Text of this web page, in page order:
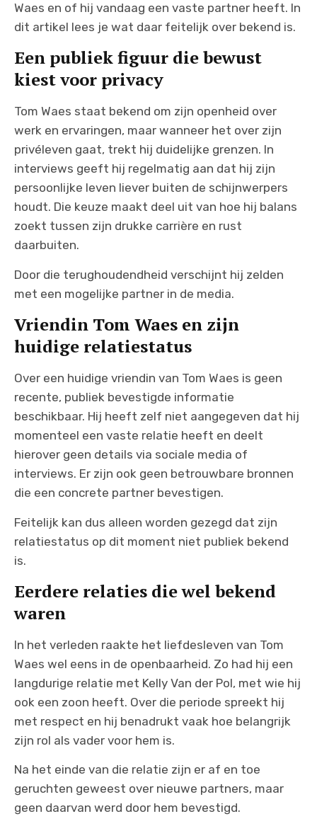
Waes en of hij vandaag een vaste partner heeft. In
dit artikel lees je wat daar feitelijk over bekend is.
Een publiek figuur die bewust
kiest voor privacy
Tom Waes staat bekend om zijn openheid over
werk en ervaringen, maar wanneer het over zijn
privéleven gaat, trekt hij duidelijke grenzen. In
interviews geeft hij regelmatig aan dat hij zijn
persoonlijke leven liever buiten de schijnwerpers
houdt. Die keuze maakt deel uit van hoe hij balans
zoekt tussen zijn drukke carrière en rust
daarbuiten.
Door die terughoudendheid verschijnt hij zelden
met een mogelijke partner in de media.
Vriendin Tom Waes en zijn
huidige relatiestatus
Over een huidige vriendin van Tom Waes is geen
recente, publiek bevestigde informatie
beschikbaar. Hij heeft zelf niet aangegeven dat hij
momenteel een vaste relatie heeft en deelt
hierover geen details via sociale media of
interviews. Er zijn ook geen betrouwbare bronnen
die een concrete partner bevestigen.
Feitelijk kan dus alleen worden gezegd dat zijn
relatiestatus op dit moment niet publiek bekend
is.
Eerdere relaties die wel bekend
waren
In het verleden raakte het liefdesleven van Tom
Waes wel eens in de openbaarheid. Zo had hij een
langdurige relatie met Kelly Van der Pol, met wie hij
ook een zoon heeft. Over die periode spreekt hij
met respect en hij benadrukt vaak hoe belangrijk
zijn rol als vader voor hem is.
Na het einde van die relatie zijn er af en toe
geruchten geweest over nieuwe partners, maar
geen daarvan werd door hem bevestigd.